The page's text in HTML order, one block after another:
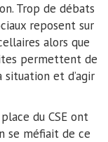
Trop de débats
reposent sur
alors que
permettent de
et d’agir
du CSE ont
se méfiait de ce